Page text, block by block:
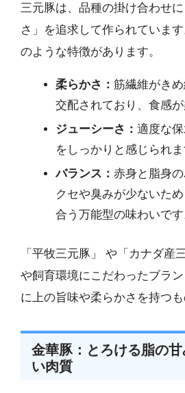
三元豚は、品種の掛け合わせ
さ」を追求して作られていま
のような特徴があります。
柔らかさ： 筋繊維がき
交配されており、食感が
ジューシーさ： 適度な
をしっかりと感じられま
バランス： 赤身と脂身の
クセや臭みが少ないた
合う万能型の味わいです
「平牧三元豚」 や「カナダ産
や飼育環境にこだわったブラ
に上の旨味や柔らかさを持つも
金華豚：とろける脂の
い肉質